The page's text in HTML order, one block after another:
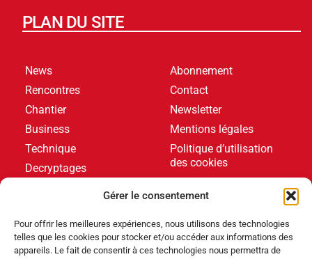
Gérer le consentement
Pour offrir les meilleures expériences, nous utilisons des technologies
telles que les cookies pour stocker et/ou accéder aux informations des
appareils. Le fait de consentir à ces technologies nous permettra de
PLAN DU SITE
News
Rencontres
Chantier
Business
Technique
Decryptages
Abonnement
Contact
Newsletter
Mentions légales
Politique d’utilisation
des cookies
DERNIERS ARTICLES